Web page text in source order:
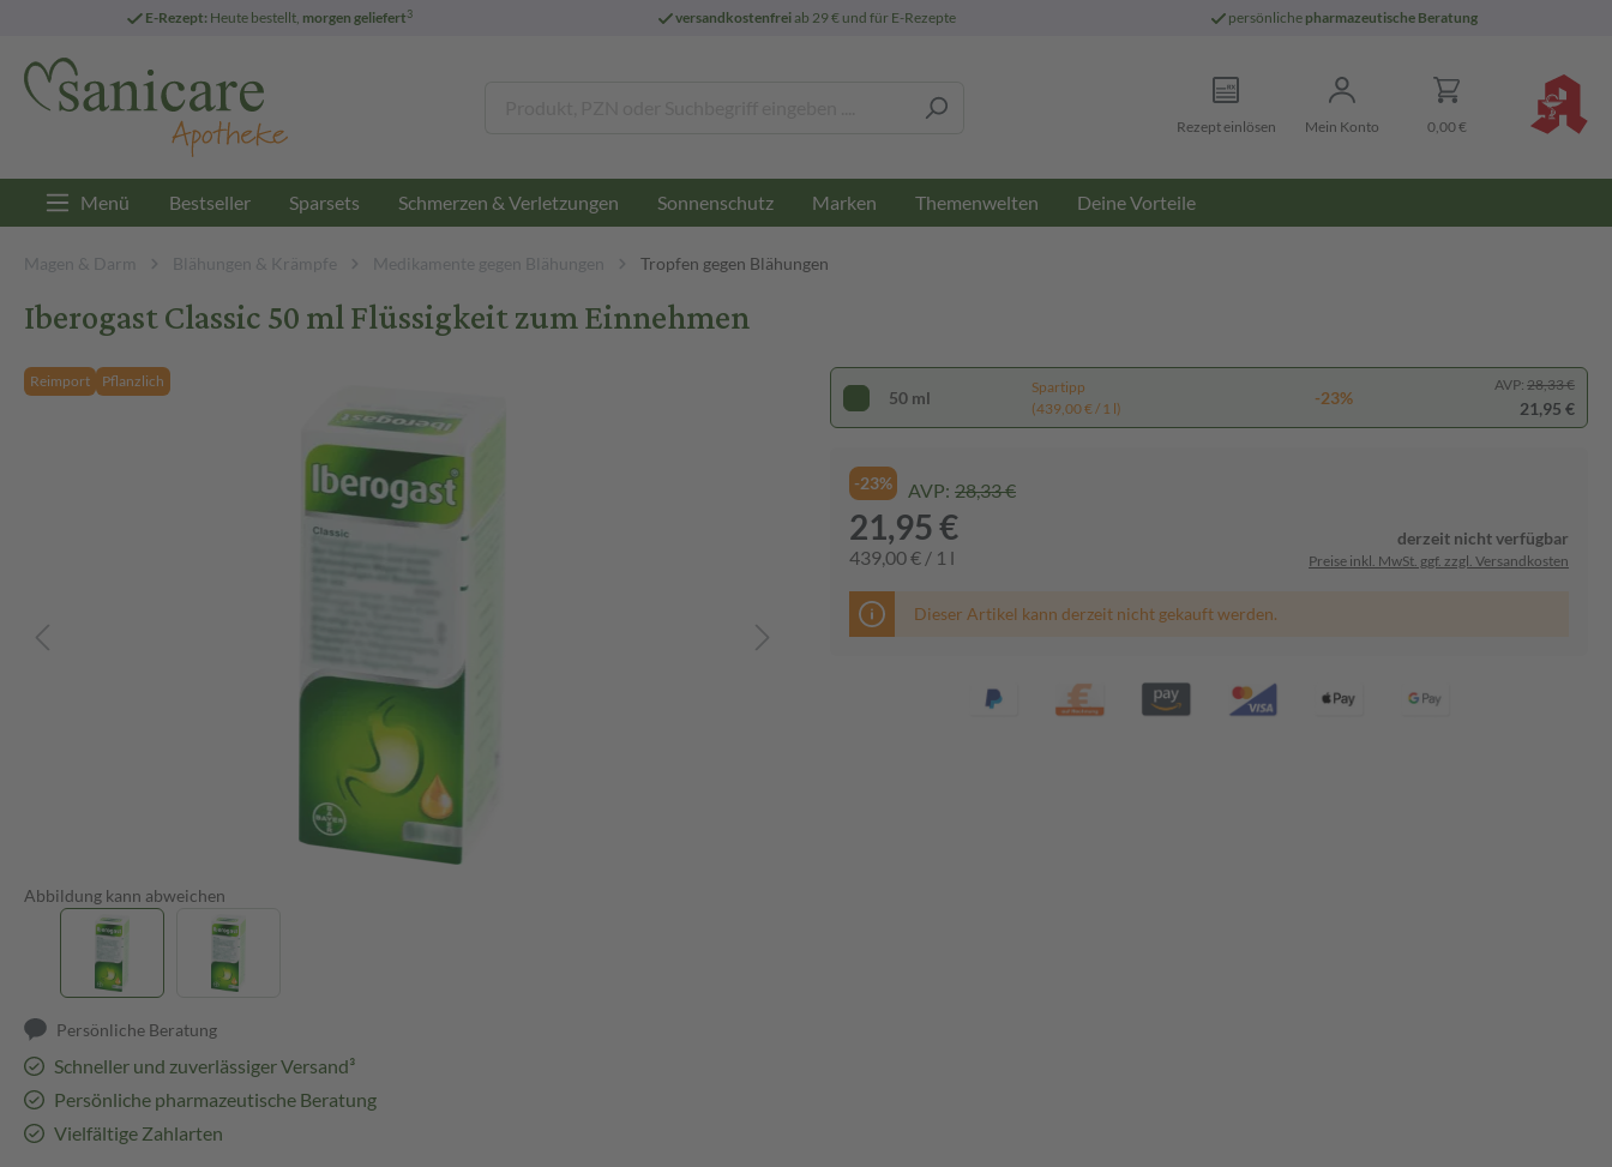
E-Rezept: Heute bestellt, morgen geliefert3 versandkostenfreiab 29 € und für E-Rezepte persönliche pharmazeutische Beratung
Rezept einlösen Mein Konto 0,00 €
Menü Bestseller Sparsets Schmerzen & Verletzungen Sonnenschutz Marken Themenwelten Deine Vorteile
Magen & Darm Blähungen & Krämpfe Medikamente gegen Blähungen Tropfen gegen Blähungen
Iberogast Classic 50 ml Flüssigkeit zum Einnehmen
Reimport Pflanzlich
Abbildung kann abweichen
Persönliche Beratung
Schneller und zuverlässiger Versand³
Persönliche pharmazeutische Beratung
Vielfältige Zahlarten
50 ml
Spartipp
(439,00 € / 1 l)
-23%
AVP: 28,33 €
21,95 €
-23% AVP: 28,33 €
21,95 €
439,00 € / 1 l
derzeit nicht verfügbar
Preise inkl. MwSt. ggf. zzgl. Versandkosten
Dieser Artikel kann derzeit nicht gekauft werden.